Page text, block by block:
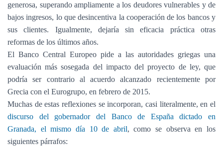
generosa, superando ampliamente a los deudores vulnerables y de
bajos ingresos, lo que desincentiva la cooperación de los bancos y
sus clientes. Igualmente, dejaría sin eficacia práctica otras
reformas de los últimos años.
El Banco Central Europeo pide a las autoridades griegas una
evaluación más sosegada del impacto del proyecto de ley, que
podría ser contrario al acuerdo alcanzado recientemente por
Grecia con el Eurogrupo, en febrero de 2015.
Muchas de estas reflexiones se incorporan, casi literalmente, en el
discurso del gobernador del Banco de España dictado en
Granada, el mismo día 10 de abril, como se observa en los
siguientes párrafos: